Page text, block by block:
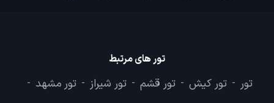
تور های مرتبط
تور - تور کیش - تور قشم - تور شیراز - تور مشهد -